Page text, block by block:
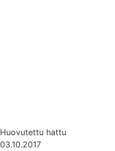
Huovutettu hattu
03.10.2017